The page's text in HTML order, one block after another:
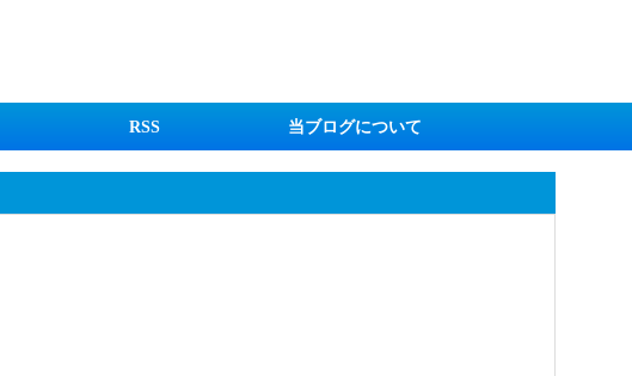
RSS 当ブログについて